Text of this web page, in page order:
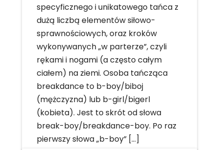
specyficznego i unikatowego tańca z
dużą liczbą elementów siłowo-
sprawnościowych, oraz kroków
wykonywanych „w parterze”, czyli
rękami i nogami (a często całym
ciałem) na ziemi. Osoba tańcząca
breakdance to b-boy/biboj
(mężczyzna) lub b-girl/bigerl
(kobieta). Jest to skrót od słowa
break-boy/breakdance-boy. Po raz
pierwszy słowa „b-boy” […]